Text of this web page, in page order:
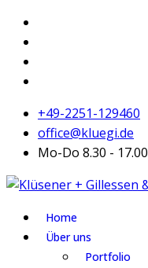
+49-2251-129460
office@kluegi.de
Mo-Do 8.30 -
Home
Über uns
Portfolio